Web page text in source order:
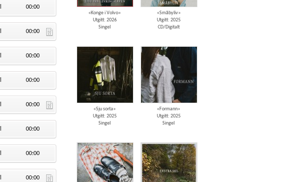
00:00
00:00
00:00
00:00
00:00
00:00
00:00
00:00
«Konge i Volvo»
Utgitt: 2026
Singel
«Småbyliv»
Utgitt: 2025
CD/Digitalt
«Sju sorta»
Utgitt: 2025
Singel
«Formann»
Utgitt: 2025
Singel